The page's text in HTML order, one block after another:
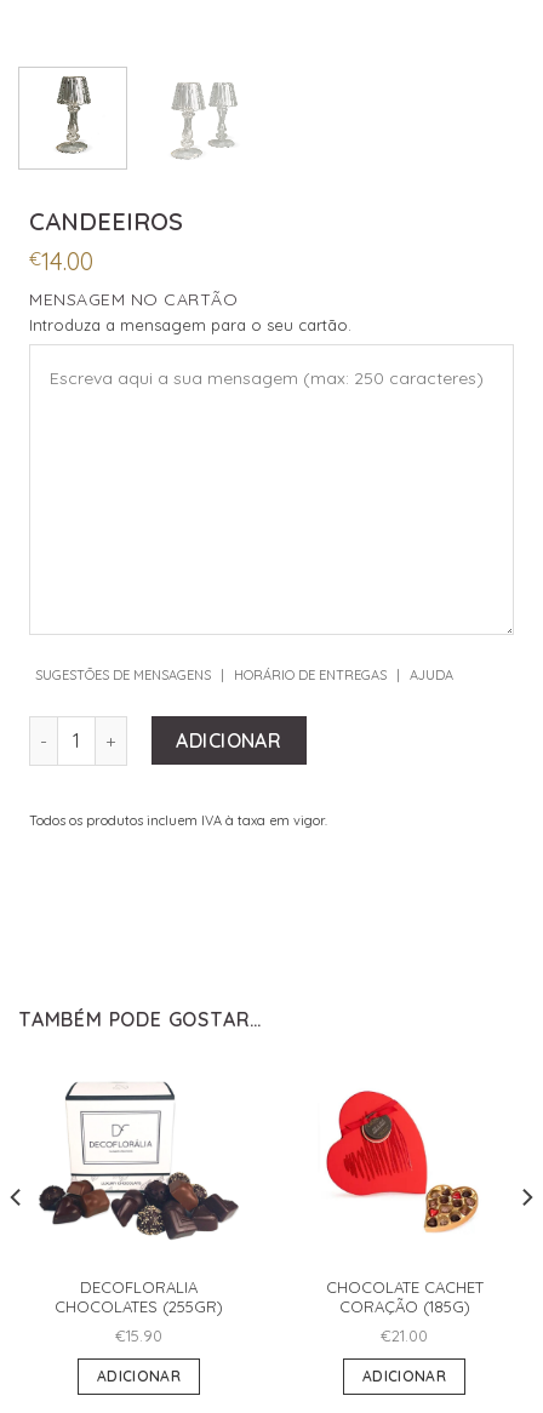
CANDEEIROS
€14.00
MENSAGEM NO CARTÃO
Introduza a mensagem para o seu cartão.
SUGESTÕES DE MENSAGENS HORÁRIO DE ENTREGAS AJUDA
QUANTIDADE DE CANDEEIROS
ADICIONAR
Todos os produtos incluem IVA à taxa em vigor.
TAMBÉM PODE GOSTAR…
DECOFLORALIA
CHOCOLATES (255GR)
€15.90
ADICIONAR
CHOCOLATE CACHET
CORAÇÃO (185G)
€21.00
ADICIONAR